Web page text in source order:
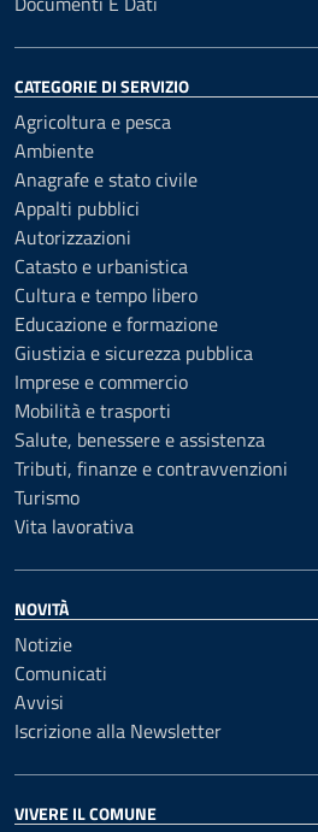
CATEGORIE DI SERVIZIO
Agricoltura e pesca
Ambiente
Anagrafe e stato civile
Appalti pubblici
Autorizzazioni
Catasto e urbanistica
Cultura e tempo libero
Educazione e formazione
Giustizia e sicurezza pubblica
Imprese e commercio
Mobilità e trasporti
Salute, benessere e assistenza
Tributi, finanze e contravvenzioni
Turismo
Vita lavorativa
NOVITÀ
Notizie
Comunicati
Avvisi
Iscrizione alla Newsletter
VIVERE IL COMUNE